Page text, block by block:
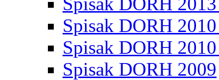
Spisak DORH
Spisak DORH
Spisak DORH 2009